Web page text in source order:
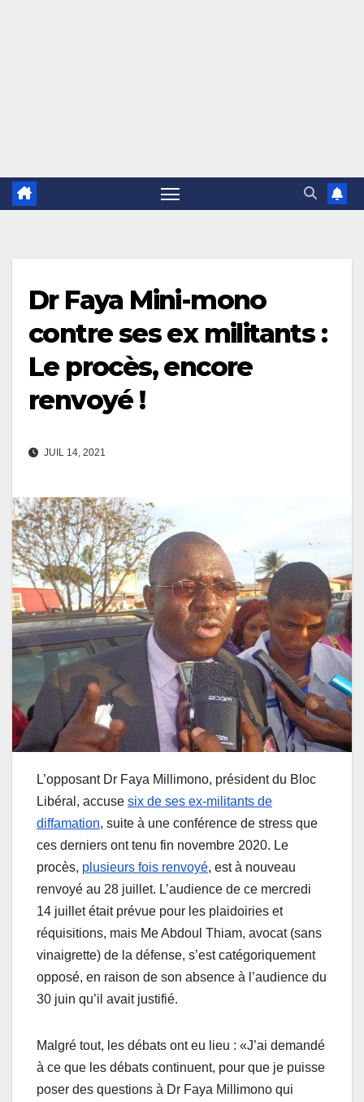
Dr Faya Mini-mono
contre ses ex militants :
Le procès, encore
renvoyé !
JUIL 14, 2021
L’opposant Dr Faya Millimono, président du Bloc
Libéral, accuse six de ses ex-militants de
diffamation, suite à une conférence de stress que
ces derniers ont tenu fin novembre 2020. Le
procès, plusieurs fois renvoyé, est à nouveau
renvoyé au 28 juillet. L’audience de ce mercredi
14 juillet était prévue pour les plaidoiries et
réquisitions, mais Me Abdoul Thiam, avocat (sans
vinaigrette) de la défense, s’est catégoriquement
opposé, en raison de son absence à l’audience du
30 juin qu’il avait justifié.
Malgré tout, les débats ont eu lieu : «J’ai demandé
à ce que les débats continuent, pour que je puisse
poser des questions à Dr Faya Millimono qui